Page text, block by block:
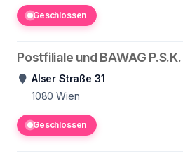
Geschlossen
Postfiliale und BAWAG
Alser Straße 31
1080 Wien
Geschlossen